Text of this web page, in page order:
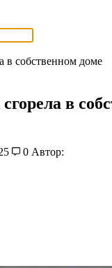
в собственном доме
в
0 Автор: